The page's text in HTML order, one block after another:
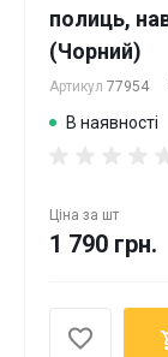
полиць,
(Чорний)
Артикул 77954
В наявності
Ціна за шт
1 790 грн.